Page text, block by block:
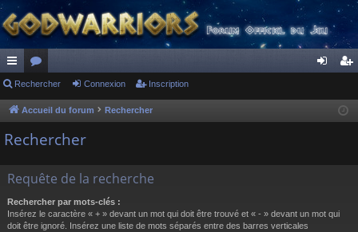
ac
co
ur
s
or
u
m
cri
Rechercher Connexion Inscription
Accueil du forum Rechercher
Rechercher
Requête de la recherche
Rechercher par mots-clés :
Insérez le caractère « + » devant un mot qui doit être trouvé et « - » devant un mot qui
doit être ignoré. Insérez une liste de mots séparés entre des barres verticales